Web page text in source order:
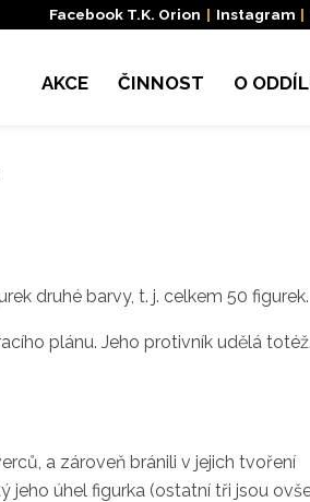
Facebook T.K. Orion | Instagram |
AKCE ČINNOST O
druhé barvy, t. j. celkem 50 figurek.
plánu. Jeho protivník udělá
a zároveň bránili v jejich tvoření
úhel figurka (ostatní tři jsou